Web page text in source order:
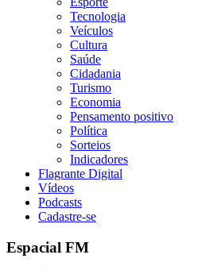
Tecnologia
Veículos
Cultura
Saúde
Cidadania
Turismo
Economia
Pensamento positivo
Política
Sorteios
Indicadores
Flagrante Digital
Vídeos
Podcasts
Cadastre-se
Espacial FM